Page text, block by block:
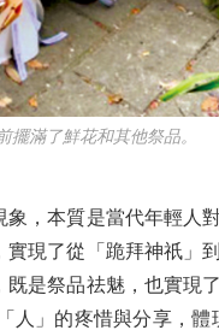
滿了鮮花和其他祭品。
本質是當代年輕人
現了從「跪拜神祇」
是祭品祛魅，也實現
人」的疼惜與分享，